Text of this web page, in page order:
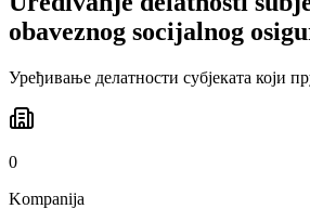
obaveznog socijalnog
Уређивање делатности субјеката који
0
Kompanija